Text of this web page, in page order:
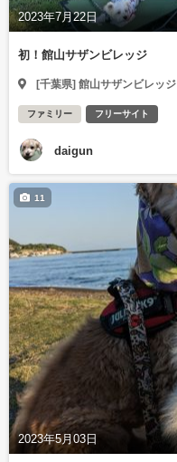
2023年7月22日
初！館山サザンビレッジ
[千葉県] 館山サザンビレッジ
ファミリー フリーサイト
daigun
2023年5月03日
11